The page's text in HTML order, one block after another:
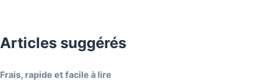
Articles suggérés
Frais, rapide et facile à lire